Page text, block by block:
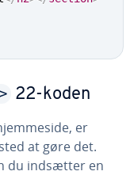
22-koden
er
at gøre det.
du indsætter en